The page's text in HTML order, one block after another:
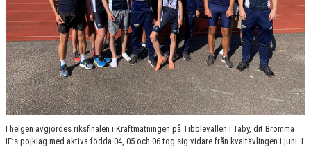
I helgen avgjordes riksfinalen i Kraftmätningen på Tibblevallen i Täby, dit Bromma
IF:s pojklag med aktiva födda 04, 05 och 06 tog sig vidare från kvaltävlingen i juni. I